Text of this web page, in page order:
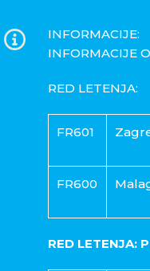
INFORMACIJE:
INFORMACIJE
RED LETENJA:
FR601
FR600
RED LETENJA: